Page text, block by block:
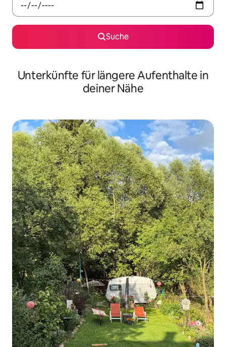
Suche
Unterkünfte für längere Aufenthalte in
deiner Nähe